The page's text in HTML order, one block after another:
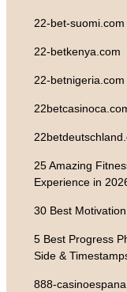
22-bet-suomi.com
22-betkenya.com
22-betnigeria.com
25 Amazing
Experience in
30 Best
5 Best Progress
Side &
888-